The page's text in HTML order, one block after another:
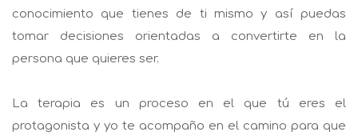
conocimiento que tienes de ti mismo y así puedas
tomar decisiones orientadas a convertirte en la
persona que quieres ser.
La terapia es un proceso en el que tú eres el
protagonista y yo te acompaño en el camino para que